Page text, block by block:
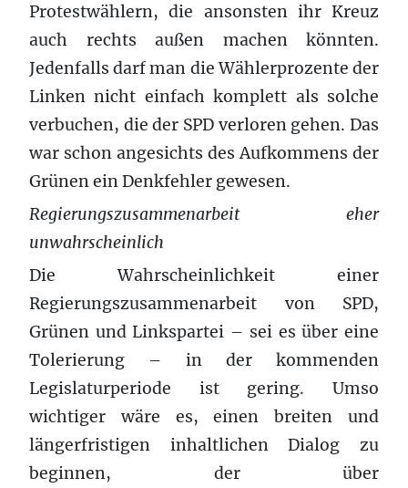
Protestwählern, die ansonsten ihr Kreuz
auch rechts außen machen könnten.
Jedenfalls darf man die Wählerprozente der
Linken nicht einfach komplett als solche
verbuchen, die der SPD verloren gehen. Das
war schon angesichts des Aufkommens der
Grünen ein Denkfehler gewesen.
Regierungszusammenarbeit eher
unwahrscheinlich
Die Wahrscheinlichkeit einer
Regierungszusammenarbeit von SPD,
Grünen und Linkspartei – sei es über eine
Tolerierung – in der kommenden
Legislaturperiode ist gering. Umso
wichtiger wäre es, einen breiten und
längerfristigen inhaltlichen Dialog zu
beginnen, der über